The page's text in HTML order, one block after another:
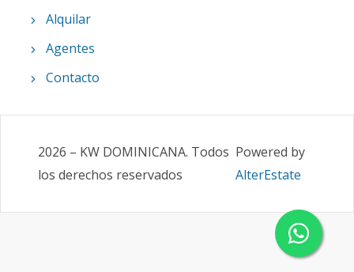
Alquilar
Agentes
Contacto
2026 – KW DOMINICANA. Todos
los derechos reservados
Powered by
AlterEstate